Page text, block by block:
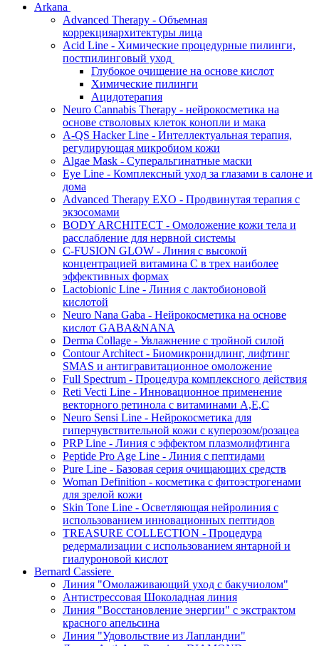
Arkana
Advanced Therapy - Объемная
коррекцияархитектуры лица
Acid Line - Химические процедурные пилинги,
постпилинговый уход
Глубокое очищение на основе кислот
Химические пилинги
Ацидотерапия
Neuro Cannabis Therapy - нейрокосметика на
основе стволовых клеток конопли и мака
A-QS Hacker Line - Интеллектуальная терапия,
регулирующая микробиом кожи
Algae Mask - Суперальгинатные маски
Eye Line - Комплексный уход за глазами в салоне и
дома
Advanced Therapy EXO - Продвинутая терапия с
экзосомами
BODY ARCHITECT - Омоложение кожи тела и
расслабление для нервной системы
C-FUSION GLOW - Линия с высокой
концентрацией витамина C в трех наиболее
эффективных формах
Lactobionic Line - Линия с лактобионовой
кислотой
Neuro Nana Gaba - Нейрокосметика на основе
кислот GABA&NANA
Derma Collage - Увлажнение с тройной силой
Contour Architect - Биомикронидлинг, лифтинг
SMAS и антигравитационное омоложение
Full Spectrum - Процедура комплексного действия
Reti Vecti Line - Инновационное применение
векторного ретинола с витаминами A,Е,С
Neuro Sensi Line - Нейрокосметика для
гиперчувствительной кожи с куперозом/розацеа
PRP Line - Линия с эффектом плазмолифтинга
Peptide Pro Age Line - Линия с пептидами
Pure Line - Базовая серия очищающих средств
Woman Definition - косметика с фитоэстрогенами
для зрелой кожи
Skin Tone Line - Осветляющая нейролиния с
использованием инновационных пептидов
TREASURE COLLECTION - Процедура
редермализации с использованием янтарной и
гиалуроновой кислот
Bernard Cassiere
Линия "Омолаживающий уход с бакучиолом"
Антистрессовая Шоколадная линия
Линия "Восстановление энергии" с экстрактом
красного апельсина
Линия "Удовольствие из Лапландии"